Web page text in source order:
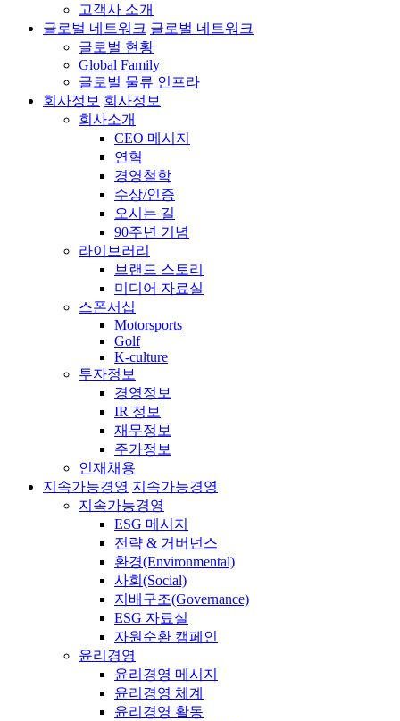
고객사 소개
글로벌 네트워크 글로벌 네트워크
글로벌 현황
Global Family
글로벌 물류 인프라
회사정보 회사정보
회사소개
CEO 메시지
연혁
경영철학
수상/인증
오시는 길
90주년 기념
라이브러리
브랜드 스토리
미디어 자료실
스폰서십
Motorsports
Golf
K-culture
투자정보
경영정보
IR 정보
재무정보
주가정보
인재채용
지속가능경영 지속가능경영
지속가능경영
ESG 메시지
전략 & 거버넌스
환경(Environmental)
사회(Social)
지배구조(Governance)
ESG 자료실
자원순환 캠페인
윤리경영
윤리경영 메시지
윤리경영 체계
윤리경영 활동